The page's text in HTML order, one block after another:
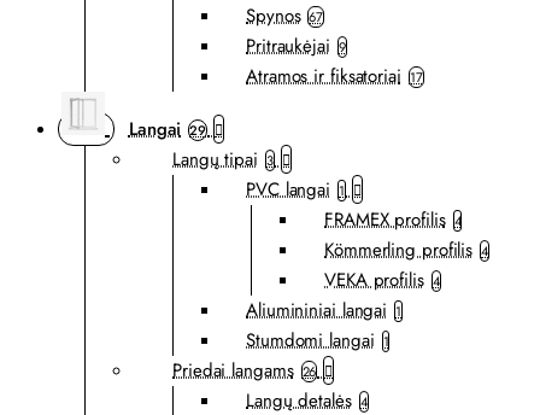
Spynos 67
Pritraukėjai 9
Atramos ir fiksatoriai 17
Langai 29
Langų tipai 3
PVC langai 1
FRAMEX profilis 4
Kömmerling profilis 4
VEKA profilis 4
Aliumininiai langai 1
Stumdomi langai 1
Priedai langams 26
Langų detalės 4